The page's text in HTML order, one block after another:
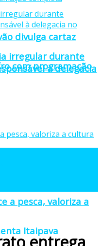
divulga cartaz
com programação
a pesca, valoriza a
Itaipava
irregular durante
à delegacia